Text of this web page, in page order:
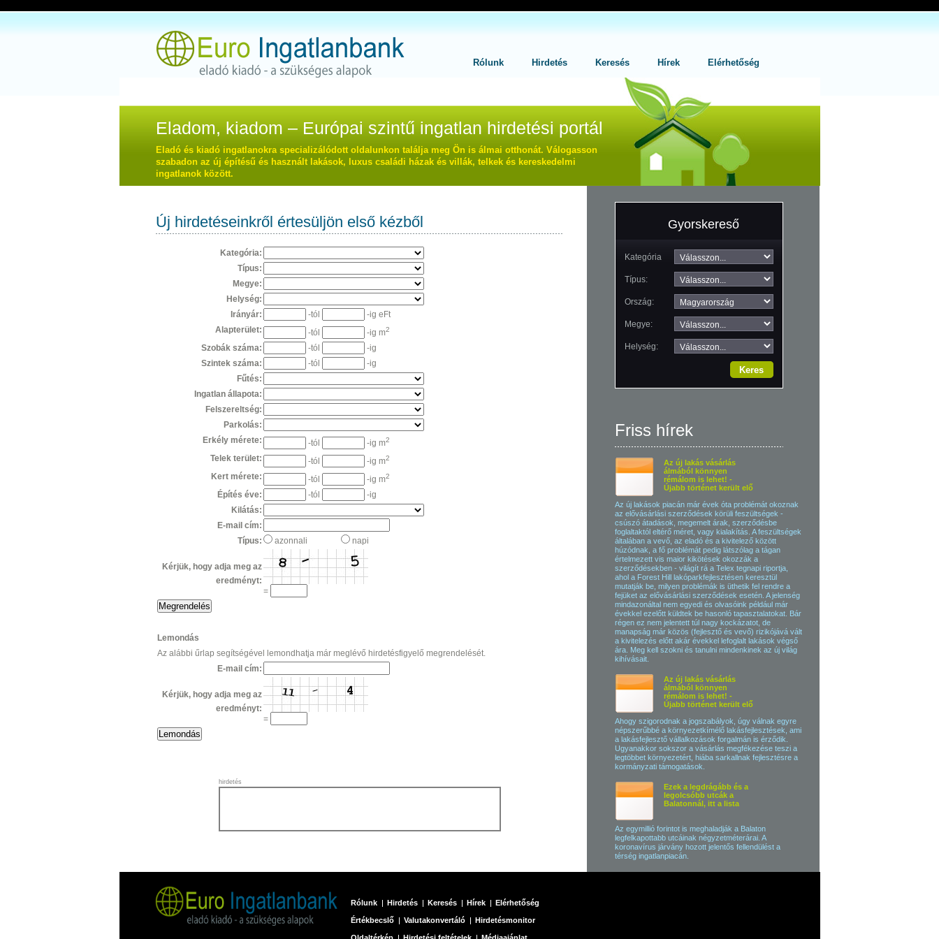
Rólunk Hirdetés Keresés Hírek Elérhetőség
Eladom, kiadom – Európai szintű ingatlan hirdetési portál
Eladó és kiadó ingatlanokra specializálódott oldalunkon találja meg Ön is álmai otthonát. Válogasson
szabadon az új építésű és használt lakások, luxus családi házak és villák, telkek és kereskedelmi
ingatlanok között.
Új hirdetéseinkről értesüljön első kézből
Kategória:
Típus:
Megye:
Helység:
Irányár:
-tól
-ig eFt
Alapterület:
-tól -ig m2
Szobák száma: -tól
-ig
Szintek száma:
-tól
-ig
Fűtés:
Ingatlan állapota:
Felszereltség:
Parkolás:
Erkély mérete:
-tól -ig m2
Telek terület: -tól -ig m2
Kert mérete: -tól -ig m2
Építés éve: -tól
-ig
Kilátás:
E-mail cím:
Típus:
azonnali napi
Kérjük, hogy adja meg az
eredményt:
=
Lemondás
Az alábbi űrlap segítségével lemondhatja már meglévő hirdetésfigyelő megrendelését.
E-mail cím:
Kérjük, hogy adja meg az
eredményt:
=
hirdetés
Gyorskereső
Kategória
Típus:
Ország:
Megye:
Helység:
Friss hírek
Az új lakás vásárlás
álmából könnyen
rémálom is lehet! -
Újabb történet került elő
Az új lakások piacán már évek óta problémát okoznak
az elővásárlási szerződések körüli feszültségek -
csúszó átadások, megemelt árak, szerződésbe
foglaltaktól eltérő méret, vagy kialakítás. A feszültségek
általában a vevő, az eladó és a kivitelező között
húzódnak, a fő problémát pedig látszólag a tágan
értelmezett vis maior kikötések okozzák a
szerződésekben - világít rá a Telex tegnapi riportja,
ahol a Forest Hill lakóparkfejlesztésen keresztül
mutatják be, milyen problémák is üthetik fel rendre a
fejüket az elővásárlási szerződések esetén. A jelenség
mindazonáltal nem egyedi és olvasóink például már
évekkel ezelőtt küldtek be hasonló tapasztalatokat. Bár
régen ez nem jelentett túl nagy kockázatot, de
manapság már közös (fejlesztő és vevő) rizikójává vált
a kivitelezés előtt akár évekkel lefoglalt lakások végső
ára. Meg kell szokni és tanulni mindenkinek az új világ
kihívásait.
Az új lakás vásárlás
álmából könnyen
rémálom is lehet! -
Újabb történet került elő
Ahogy szigorodnak a jogszabályok, úgy válnak egyre
népszerűbbé a környezetkímélő lakásfejlesztések, ami
a lakásfejlesztő vállalkozások forgalmán is érződik.
Ugyanakkor sokszor a vásárlás megfékezése teszi a
legtöbbet környezetért, hiába sarkallnak fejlesztésre a
kormányzati támogatások.
Ezek a legdrágább és a
legolcsóbb utcák a
Balatonnál, itt a lista
Az egymillió forintot is meghaladják a Balaton
legfelkapottabb utcáinak négyzetméterárai. A
koronavírus járvány hozott jelentős fellendülést a
térség ingatlanpiacán.
Rólunk Hirdetés Keresés Hírek Elérhetőség
Értékbecslő Valutakonvertáló Hirdetésmonitor